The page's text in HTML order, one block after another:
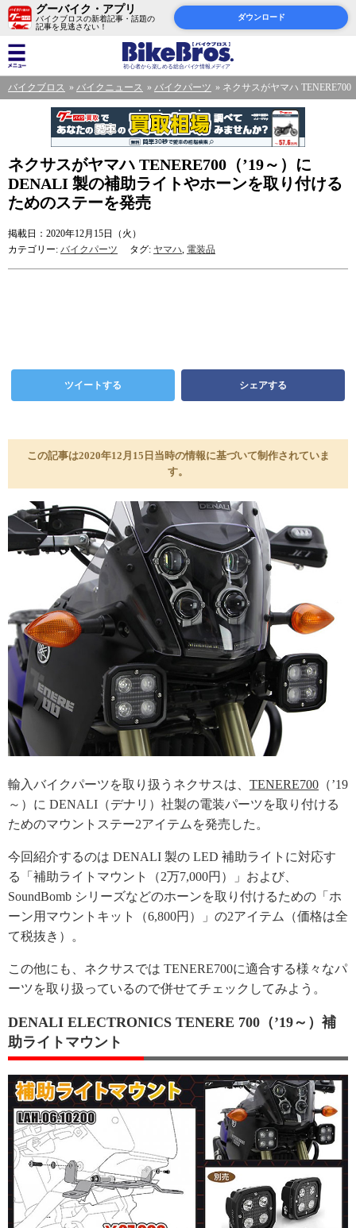
グーバイク・アプリ
バイクブロスの新着記事・話題の
記事を見逃さない！
ダウンロード
バイクブロス バイクニュース バイクパーツ ネクサスがヤマハ
ネクサスがヤマハ TENERE700（’19～）に
DENALI 製の補助ライトやホーンを取り付ける
ためのステーを発売
掲載日：2020年12月15日（火）
カテゴリー: バイクパーツ タグ: ヤマハ, 電装品
ツイートする シェアする
この記事は2020年12月15日当時の情報に基づいて制作されていま
す。
輸入バイクパーツを取り扱うネクサスは、 TENERE700 （’19
～）に DENALI（デナリ）社製の電装パーツを取り付ける
ためのマウントステー2アイテムを発売した。
今回紹介するのは DENALI 製の LED 補助ライトに対応す
る「補助ライトマウント（2万7,000円）」および、
SoundBomb シリーズなどのホーンを取り付けるための「ホ
ーン用マウントキット（6,800円）」の2アイテム（価格は全
て税抜き）。
この他にも、ネクサスでは TENERE700に適合する様々なパ
ーツを取り扱っているので併せてチェックしてみよう。
DENALI ELECTRONICS TENERE 700（’19～）補
助ライトマウント